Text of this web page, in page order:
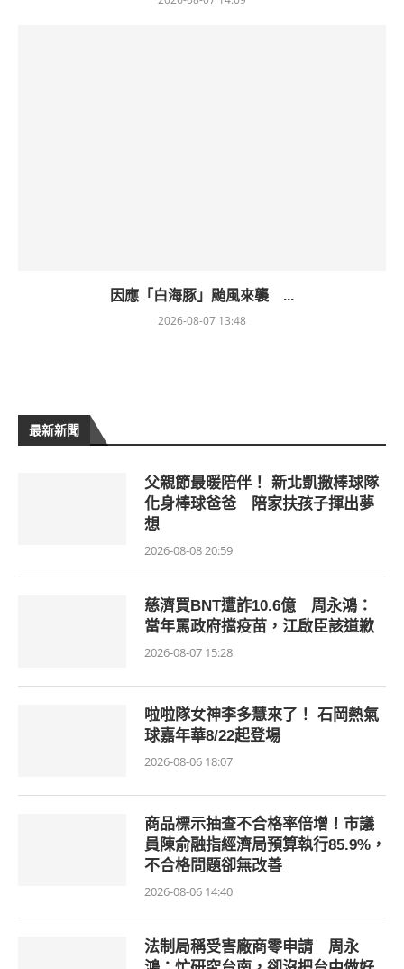
因應「白海豚」颱風來襲 ...
2026-08-07 13:48
最新新聞
父親節最暖陪伴！ 新北凱撒棒球隊
化身棒球爸爸 陪家扶孩子揮出夢
想
2026-08-08 20:59
慈濟買BNT遭詐10.6億 周永鴻：
當年罵政府擋疫苗，江啟臣該道歉
2026-08-07 15:28
啦啦隊女神李多慧來了！ 石岡熱氣
球嘉年華8/22起登場
2026-08-06 18:07
商品標示抽查不合格率倍增！市議
員陳俞融指經濟局預算執行85.9%，
不合格問題卻無改善
2026-08-06 14:40
法制局稱受害廠商零申請 周永